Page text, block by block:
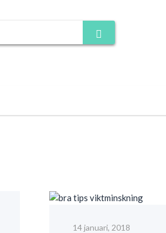
14 januari, 2018